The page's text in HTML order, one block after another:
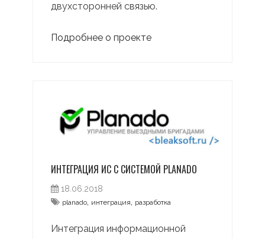
двухсторонней связью.
Подробнее о проекте
ИНТЕГРАЦИЯ ИС С СИСТЕМОЙ PLANADO
18.06.2018
planado, интеграция, разработка
Интеграция информационной